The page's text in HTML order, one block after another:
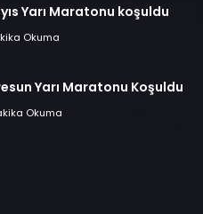
Yarı Maratonu koşuldu
Okuma
Yarı Maratonu Koşuldu
Okuma